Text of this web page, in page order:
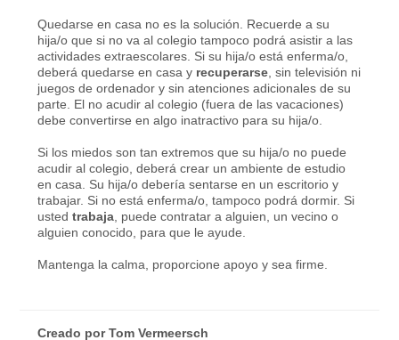
Quedarse en casa no es la solución. Recuerde a su
hija/o que si no va al colegio tampoco podrá asistir a las
actividades extraescolares. Si su hija/o está enferma/o,
deberá quedarse en casa y recuperarse , sin televisión ni
juegos de ordenador y sin atenciones adicionales de su
parte. El no acudir al colegio (fuera de las vacaciones)
debe convertirse en algo inatractivo para su hija/o.
Si los miedos son tan extremos que su hija/o no puede
acudir al colegio, deberá crear un ambiente de estudio
en casa. Su hija/o debería sentarse en un escritorio y
trabajar. Si no está enferma/o, tampoco podrá dormir. Si
ustedtrabaja , puede contratar a alguien, un vecino o
alguien conocido, para que le ayude.
Mantenga la calma, proporcione apoyo y sea firme.
Creado porTom Vermeersch